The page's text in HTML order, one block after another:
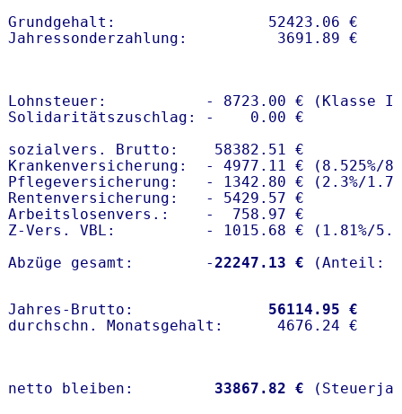
Grundgehalt:                 52423.06 €
Lohnsteuer:           - 8723.00 € (Klasse I)
Solidaritätszuschlag: -    0.00 €
sozialvers. Brutto:    58382.51 €
Krankenversicherung:  - 4977.11 € (8.525%/
Pflegeversicherung:   - 1342.80 € (2.3%/
Rentenversicherung:   - 5429.57 €
Arbeitslosenvers.:    -  758.97 €
Z-Vers. VBL:          - 1015.68 € ( 1.81%/
Abzüge gesamt:        -22247.13 €
Jahres-Brutto: 56114.95 €
netto bleiben: 33867.82 €